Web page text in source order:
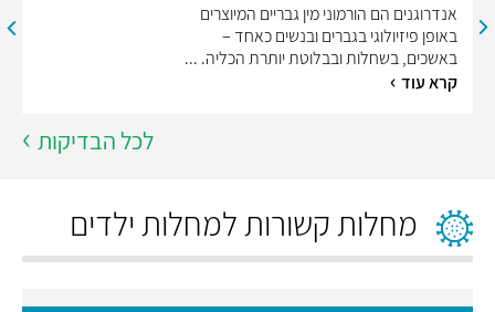
אנדרוגנים הם הורמוני מין גבריים המיוצרים
באופן פיזיולוגי בגברים ובנשים כאחד –
באשכים, בשחלות ובבלוטת יותרת הכליה. ...
קרא עוד
לכל הבדיקות
מחלות קשורות למחלות ילדים